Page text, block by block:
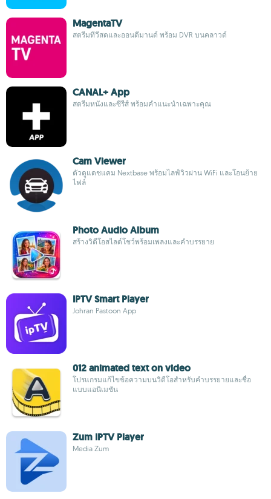
MagentaTV
สตรีมทีวีสดและออนดีมานด์ พร้อม DVR บนคลาวด์
CANAL+ App
สตรีมหนังและซีรีส์ พร้อมคำแนะนำเฉพาะคุณ
Cam Viewer
ตัวดูแดชแคม Nextbase พร้อมไลฟ์วิวผ่าน WiFi และโอนย้าย
ไฟล์
Photo Audio Album
สร้างวิดีโอสไลด์โชว์พร้อมเพลงและคำบรรยาย
IPTV Smart Player
Johran Pastoon App
012 animated text on video
โปรแกรมแก้ไขข้อความบนวิดีโอสำหรับคำบรรยายและชื่อ
แบบแอนิเมชัน
Zum IPTV Player
Media Zum